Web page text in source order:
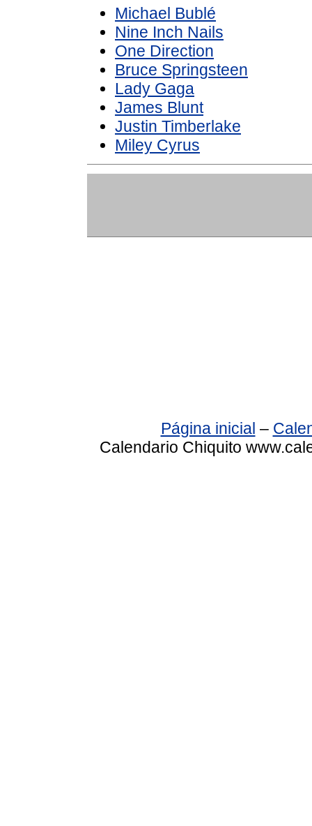
Michael Bublé
Nine Inch Nails
One Direction
Bruce Springsteen
Lady Gaga
James Blunt
Justin Timberlake
Miley Cyrus
Página inicial –
Calendario Chiquito